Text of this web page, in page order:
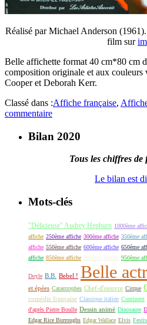
Réalisé par Michael Anderson
film sur
Belle affichette format 40 cm*80 cm
composition originale et aux
Cooper et Deborah Kerr.
Classé dans :Affiche française,
commentaire
Bilan 2020
Tous les chiffres
Le bilan est
Mots-clés
"Délicieuse" Audrey Hepburn 1000ème
affiche 250ème affiche 300ème affiche 350ème
affiche 550ème affiche 600ème affiche 650ème
affiche 850ème affiche 900ème affiche 950ème
Doyle B.B. Bebel ! Belle
et épées Catastrophes Chef-d'oeuvre Cirque
comédie française Classique italien Continent
d'après Pierre Boulle Dessin animé Dinosaure
Edgar Rice Burroughs Edgar Wallace Elvis